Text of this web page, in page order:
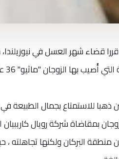
قضاء شهر العسل في
للاستمتاع بجمال الطبيعة في
منطقة البركان ولكنها تجاهلته